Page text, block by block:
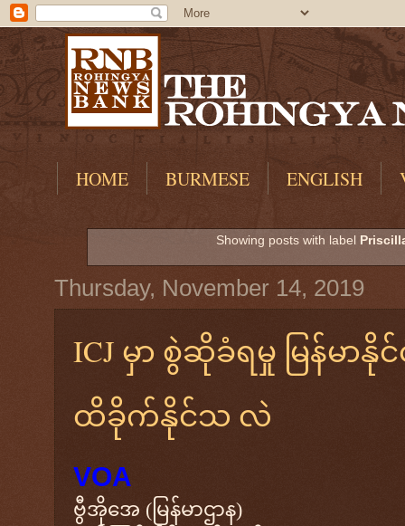
HOME BURMESE ENGLISH
Showing posts with label
Thursday, November 14, 2019
ICJ မှာ စွဲဆိုခံရမှု မြန်မ
ထိခိုက်နိုင်သ လဲ
VOA
ဗွီအိုအေ (မြန်မာဌာန)